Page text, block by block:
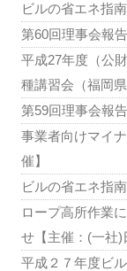
ビルの省エネ指
第60回理事会報告
平成27年度（公
種講習会（福岡県
第59回理事会報告
事業者向けマイ
催】
ビルの省エネ指
ロープ高所作業
せ【主催：(一社)
平成２７年度ビ